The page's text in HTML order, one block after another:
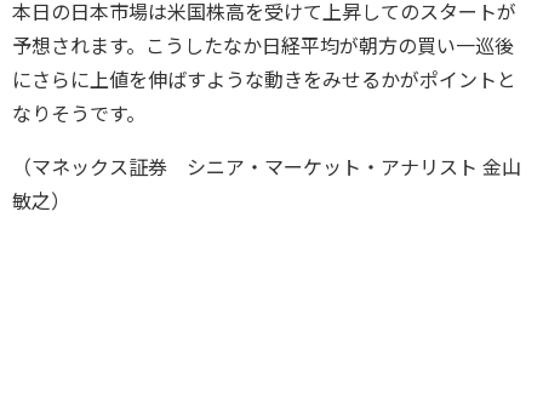
本日の日本市場は米国株高を受けて上昇してのスタートが
予想されます。こうしたなか日経平均が朝方の買い一巡後
にさらに上値を伸ばすような動きをみせるかがポイントと
なりそうです。
（マネックス証券 シニア・マーケット・アナリスト 金山
敏之）